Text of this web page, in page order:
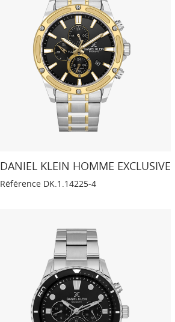
DANIEL KLEIN HOMME EXCLUSIVE
Référence DK.1.14225-4